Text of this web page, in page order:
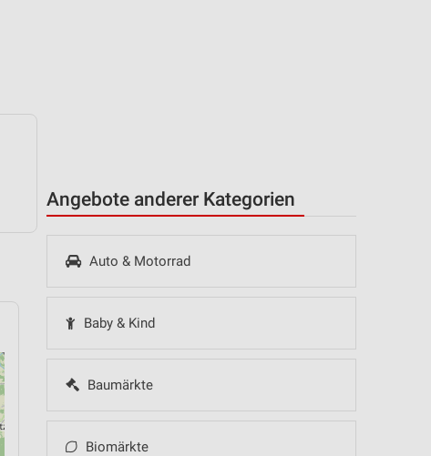
Angebote anderer Kategorien
Auto & Motorrad
Baby & Kind
Baumärkte
Biomärkte